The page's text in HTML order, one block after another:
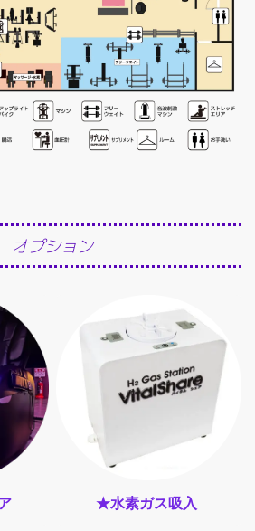
オプション
★水素ガス吸入